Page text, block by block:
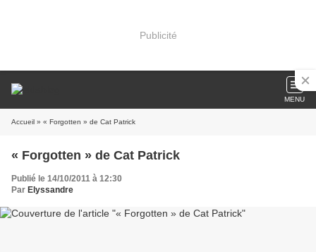
Publicité
MENU
Accueil » « Forgotten » de Cat Patrick
« Forgotten » de Cat Patrick
Publié le 14/10/2011 à 12:30
Par Elyssandre